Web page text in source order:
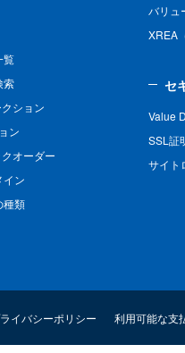
覧
索
ション
ン
オーダー
イン
種類
バリュ
XREA
セ
Value
SSL証
サイト
イバシーポリシー 利用可能な支